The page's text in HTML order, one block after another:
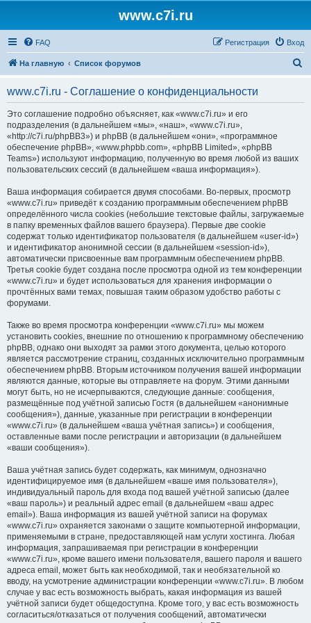
www.c7i.ru
FAQ Вход
Регистрация
На главную Список форумов
www.c7i.ru - Соглашение о конфиденциальности
Это соглашение подробно объясняет, как «www.c7i.ru» и его
подразделения (в дальнейшем «мы», «наш», «www.c7i.ru»,
«http://c7i.ru/phpBB3») и phpBB (в дальнейшем «они», «программное
обеспечение phpBB», «www.phpbb.com», «phpBB Limited», «phpBB
Teams») используют информацию, полученную во время любой из ваших
пользовательских сессий (в дальнейшем «ваша информация»).
Ваша информация собирается двумя способами. Во-первых, просмотр
«www.c7i.ru» приведёт к созданию программным обеспечением phpBB
определённого числа cookies (небольшие текстовые файлы, загружаемые
в папку временных файлов вашего браузера). Первые две cookie
содержат только идентификатор пользователя (в дальнейшем «user-id»)
и идентификатор анонимной сессии (в дальнейшем «session-id»),
автоматически присвоенные вам программным обеспечением phpBB.
Третья cookie будет создана после просмотра одной из тем конференции
«www.c7i.ru» и будет использоваться для хранения информации о
прочтённых вами темах, повышая таким образом удобство работы с
форумами.
Также во время просмотра конференции «www.c7i.ru» мы можем
установить cookies, внешние по отношению к программному обеспечению
phpBB, однако они выходят за рамки этого документа, целью которого
является рассмотрение страниц, созданных исключительно программным
обеспечением phpBB. Вторым источником получения вашей информации
являются данные, которые вы отправляете на форум. Этими данными
могут быть, но не исчерпываются, следующие данные: сообщения,
размещённые под учётной записью Гостя (в дальнейшем «анонимные
сообщения»), данные, указанные при регистрации в конференции
«www.c7i.ru» (в дальнейшем «ваша учётная запись») и сообщения,
оставленные вами после регистрации и авторизации (в дальнейшем
«ваши сообщения»).
Ваша учётная запись будет содержать, как минимум, однозначно
идентифицируемое имя (в дальнейшем «ваше имя пользователя»),
индивидуальный пароль для входа под вашей учётной записью (далее
«ваш пароль») и реальный адрес email (в дальнейшем «ваш адрес
email»). Ваша информация из вашей учётной записи на форумах
«www.c7i.ru» охраняется законами о защите компьютерной информации,
применяемыми в стране, предоставляющей нам услуги хостинга. Любая
информация, запрашиваемая при регистрации в конференции
«www.c7i.ru», кроме вашего имени пользователя, вашего пароля и вашего
адреса email, может быть как необходимой, так и необязательной ко
вводу, на усмотрение администрации конференции «www.c7i.ru». В любом
случае у вас есть возможность выбрать, какая информация из вашей
учётной записи будет общедоступна. Кроме того, у вас есть возможность
согласиться/отказаться от получения сообщений, автоматически